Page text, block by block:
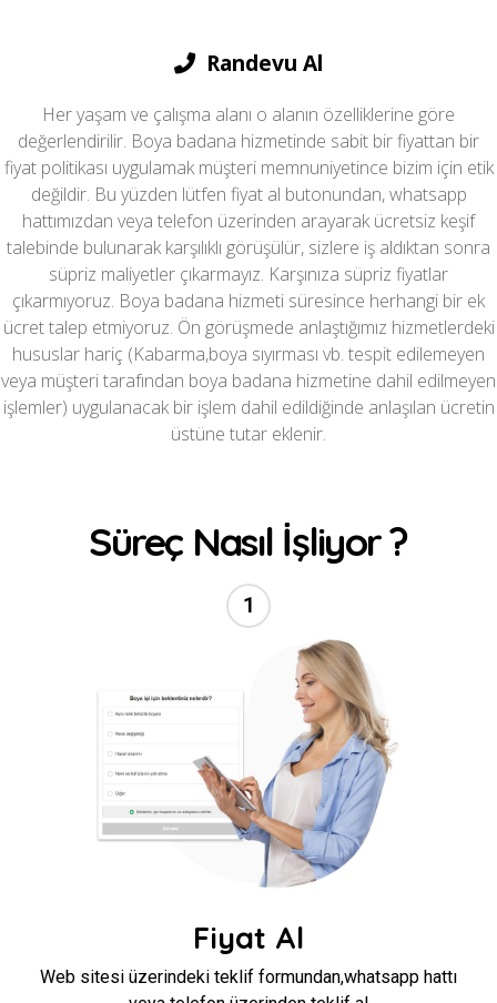
Randevu Al
Her yaşam ve çalışma alanı o alanın özelliklerine göre
değerlendirilir. Boya badana hizmetinde sabit bir fiyattan bir
fiyat politikası uygulamak müşteri memnuniyetince bizim için etik
değildir. Bu yüzden lütfen fiyat al butonundan, whatsapp
hattımızdan veya telefon üzerinden arayarak ücretsiz keşif
talebinde bulunarak karşılıklı görüşülür, sizlere iş aldıktan sonra
süpriz maliyetler çıkarmayız. Karşınıza süpriz fiyatlar
çıkarmıyoruz. Boya badana hizmeti süresince herhangi bir ek
ücret talep etmiyoruz. Ön görüşmede anlaştığımız hizmetlerdeki
hususlar hariç (Kabarma,boya sıyırması vb. tespit edilemeyen
veya müşteri tarafından boya badana hizmetine dahil edilmeyen
işlemler) uygulanacak bir işlem dahil edildiğinde anlaşılan ücretin
üstüne tutar eklenir.
Süreç Nasıl İşliyor ?
//
1
Fiyat Al
Web sitesi üzerindeki teklif formundan,whatsapp hattı